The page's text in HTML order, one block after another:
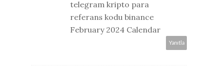
telegram kripto para
referans kodu binance
February 2024 Calendar
Yanıtla